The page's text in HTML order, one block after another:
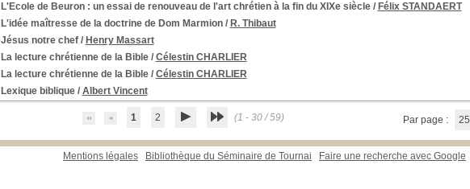
L'Ecole de Beuron: un essai de renouveau de l'art chrétien à la fin du XIXe siècle/ Félix STANDAERT
L'idée maîtresse de la doctrine de Dom Marmion/ R. Thibaut
Jésus notre chef/ Henry Massart
La lecture chrétienne de la Bible/ Célestin CHARLIER
La lecture chrétienne de la Bible/ Célestin CHARLIER
Lexique biblique/ Albert Vincent
1 2 (1 - 30 / 59) Par page : 25
Mentions légales Bibliothèque du Séminaire de Tournai Faire une recherche avec Google